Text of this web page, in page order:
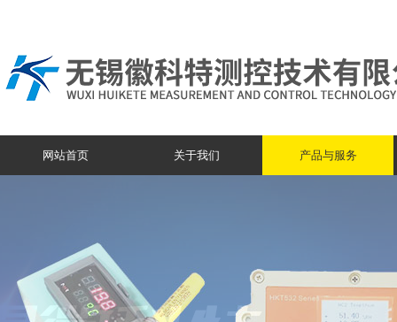
网站首页 关于我们 产品与服务